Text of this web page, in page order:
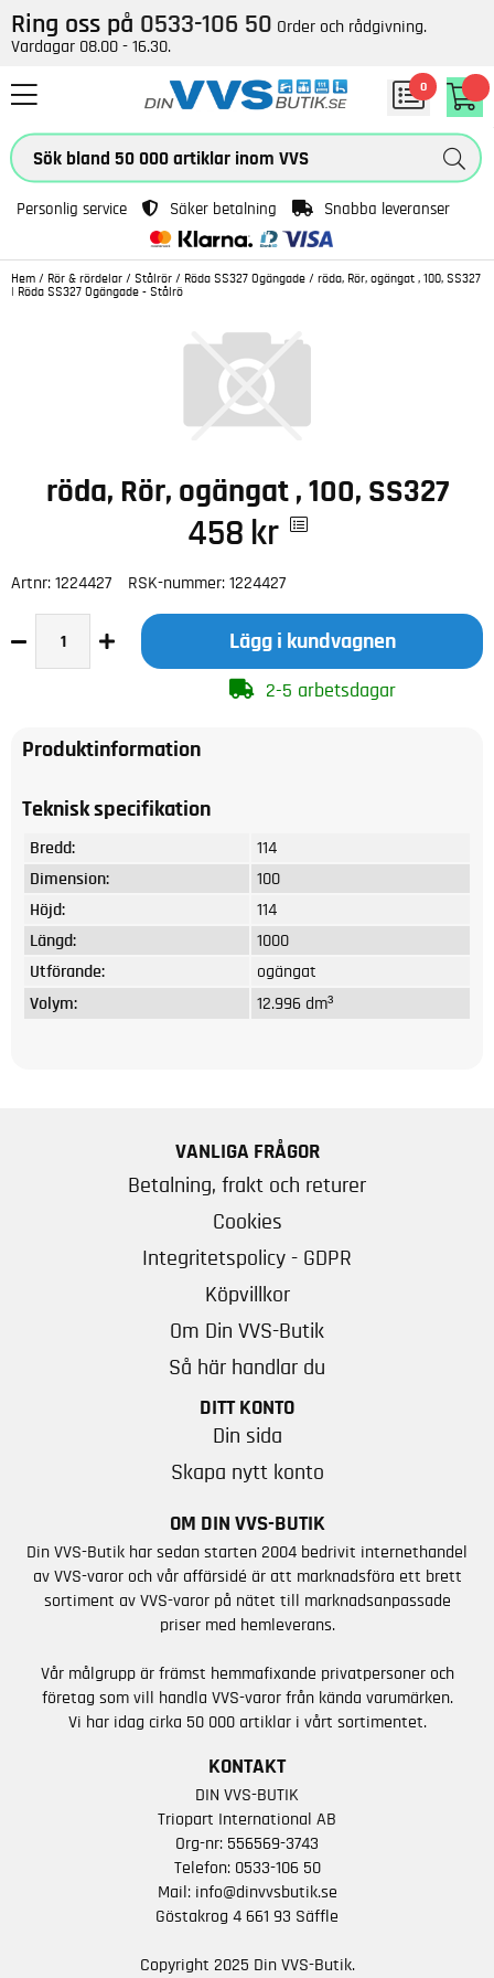
Ring oss på 0533-106 50 Order och rådgivning.
Vardagar 08.00 - 16.30.
0
Personlig service Säker betalning Snabba leveranser
Hem / Rör & rördelar / Stålrör / Röda SS327 Ogängade / röda, Rör, ogängat , 100, SS327
| Röda SS327 Ogängade - Stålrö
röda, Rör, ogängat , 100, SS327
458 kr
Artnr: 1224427 RSK-nummer: 1224427
Lägg i kundvagnen
2-5 arbetsdagar
Produktinformation
Teknisk specifikation
Bredd:
114
Dimension:
100
Höjd:
114
Längd:
1000
Utförande:
ogängat
Volym:
12.996 dm³
VANLIGA FRÅGOR
Betalning, frakt och returer
Cookies
Integritetspolicy - GDPR
Köpvillkor
Om Din VVS-Butik
Så här handlar du
DITT KONTO
Din sida
Skapa nytt konto
OM DIN VVS-BUTIK
Din VVS-Butik har sedan starten 2004 bedrivit internethandel
av VVS-varor och vår affärsidé är att marknadsföra ett brett
sortiment av VVS-varor på nätet till marknadsanpassade
priser med hemleverans.
Vår målgrupp är främst hemmafixande privatpersoner och
företag som vill handla VVS-varor från kända varumärken.
Vi har idag cirka 50 000 artiklar i vårt sortimentet.
KONTAKT
DIN VVS-BUTIK
Triopart International AB
Org-nr: 556569-3743
Telefon: 0533-106 50
Mail: info@dinvvsbutik.se
Göstakrog 4 661 93 Säffle
Copyright 2025 Din VVS-Butik.